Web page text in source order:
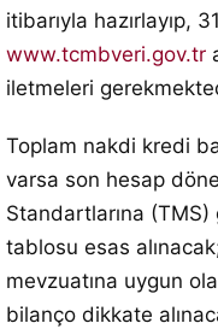
itibarıyla hazırlayıp,
www.tcmbveri.gov.tr
iletmeleri
Toplam nakdi kredi
varsa son hesap
Standartlarına (TMS)
tablosu esas
mevzuatına uygun
bilanço dikkate